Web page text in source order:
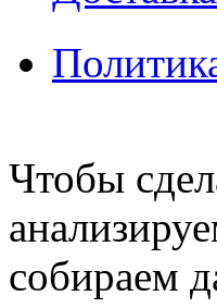
Чтобы
собираем